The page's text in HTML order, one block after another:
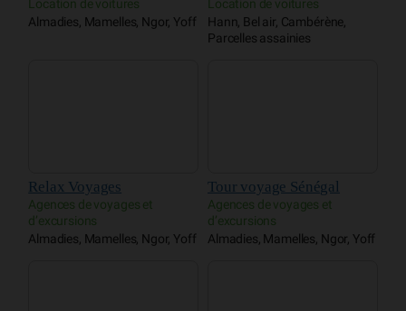
Almadies, Mamelles, Ngor, Yoff
Hann, Bel air, Cambérène,
Parcelles assainies
Agences de voyages et
d’excursions
Almadies, Mamelles, Ngor, Yoff
Agences de voyages et
d’excursions
Almadies, Mamelles, Ngor, Yoff